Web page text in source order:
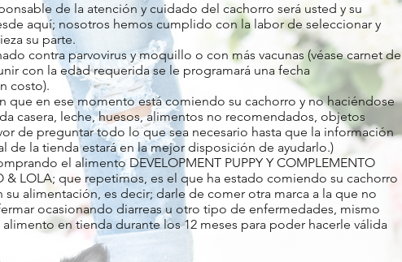
de la atención y cuidado del cachorro será usted y su
aquí; nosotros hemos cumplido con la labor de seleccionar y
su parte.
contra parvovirus y moquillo o con más vacunas (véase carnet de
con la edad requerida se le programará una fecha
costo).
que en ese momento está comiendo su cachorro y no haciéndose
casera, leche, huesos, alimentos no recomendados, objetos
de preguntar todo lo que sea necesario hasta que la información
la tienda estará en la mejor disposición de ayudarlo.)
el alimento DEVELOPMENT PUPPY Y COMPLEMENTO
& LOLA; que repetimos, es el que ha estado comiendo su cachorro
alimentación, es decir; darle de comer otra marca a la que no
ocasionando diarreas u otro tipo de enfermedades, mismo
en tienda durante los 12 meses para poder hacerle válida